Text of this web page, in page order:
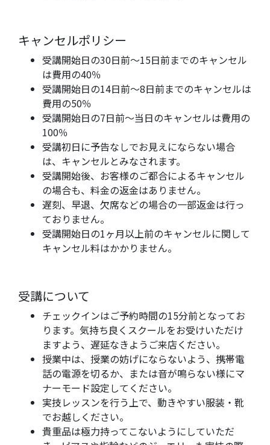
キャンセルポリシー
受講開始日の30日前〜15日前までのキャンセル
は費用の40％
受講開始日の14日前〜8日前までのキャンセルは
費用の50％
受講開始日の7日前〜当日のキャンセルは費用の
100％
受講初日に予告なしでお見えにならない場合
は、キャンセルとみなされます。
受講開始後、お客様のご都合によるキャンセル
の場合も、料金の返金はありません。
遅刻、早退、欠席などの場合の一部返金は行っ
ておりません。
受講開始日の1ヶ月以上前のキャンセルに関して
キャンセル料はかかりません。
受講について
チェックインはご予約時間の15分前となってお
ります。気持ち良くスクールをお受けいただけ
ますよう、遅延なきようご来店ください。
​授業中は、授業の妨げにならないよう、携帯電
話の電源を切るか、または音が鳴らない様にマ
ナーモード設定してください。
実技レッスンを行う上で、動きやすい服装・靴
でお越しください。
貴重品は極力持ってこないようにしていただ